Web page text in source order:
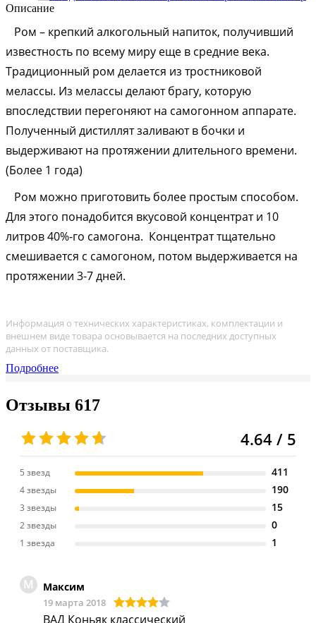
Описание
Ром – крепкий алкогольный напиток, получивший
известность по всему миру еще в средние века.
Традиционный ром делается из тростниковой
мелассы. Из мелассы делают брагу, которую
впоследствии перегоняют на самогонном аппарате.
Полученный дистиллят заливают в бочки и
выдерживают на протяжении длительного времени.
(Более 1 года)
Ром можно приготовить более простым способом.
Для этого понадобится вкусовой концентрат и 10
литров 40%-го самогона. Концентрат тщательно
смешивается с самогоном, потом выдерживается на
протяжении 3-7 дней.
Информация о технических характеристиках, комплектации и
внешнем виде товара основывается на последних доступных
данных от поставщика.
Подробнее
Отзывы 617
4.64 / 5
5 звезд 411
4 звезды 190
3 звезды 15
2 звезды 0
1 звезда 1
М Максим
19 марта 2018
ВАД Коньяк классический